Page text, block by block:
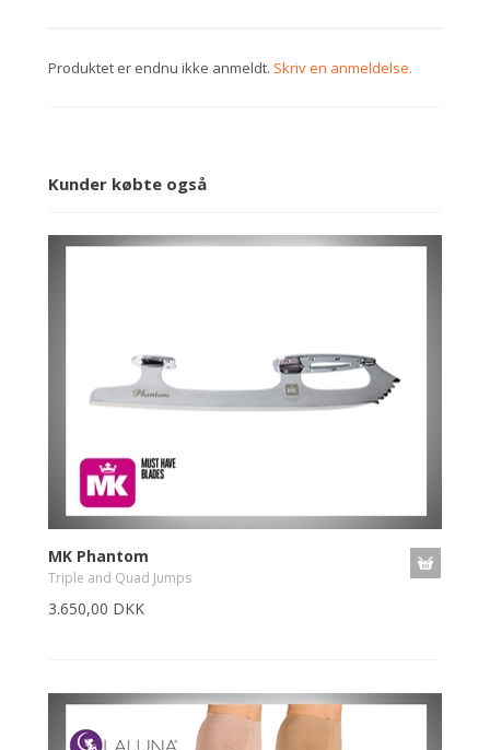
Produktet er endnu ikke anmeldt. Skriv en anmeldelse.
Kunder købte også
MK Phantom
Triple and Quad Jumps
3.650,00 DKK